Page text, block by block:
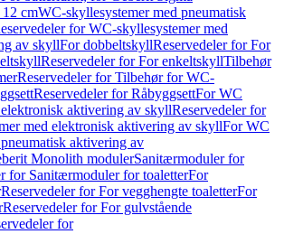
cmWC-skyllesystemer med pneumatisk
for WC-skyllesystemer med
av skyllFor dobbeltskyllReservedeler for For
Reservedeler for For enkeltskyllTilbehør
Reservedeler for Tilbehør for WC-
Reservedeler for RåbyggsettFor WC
aktivering av skyllReservedeler for
med elektronisk aktivering av skyllFor WC
aktivering av
Monolith modulerSanitærmoduler for
for Sanitærmoduler for toaletterFor
Reservedeler for For vegghengte toaletterFor
Reservedeler for For gulvstående
for